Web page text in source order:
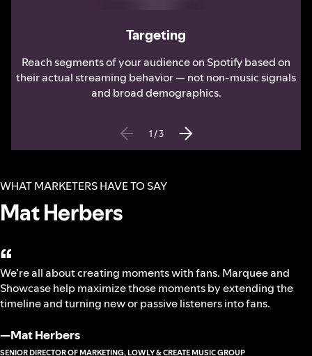
Targeting
Reach segments of your audience on Spotify based on
their actual streaming behavior — not non-music signals
and broad demographics.
1 /3
WHAT MARKETERS HAVE TO SAY
Mat Herbers
“
We’re all about creating moments with fans. Marquee and
Showcase help maximize those moments by extending the
timeline and turning new or passive listeners into fans.
—Mat Herbers
SENIOR DIRECTOR OF MARKETING, LOWLY & CREATE MUSIC GROUP